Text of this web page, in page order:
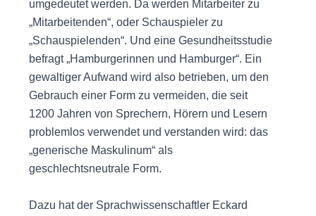
umgedeutet werden. Da werden Mitarbeiter zu
„Mitarbeitenden“, oder Schauspieler zu
„Schauspielenden“. Und eine Gesundheitsstudie
befragt „Hamburgerinnen und Hamburger“. Ein
gewaltiger Aufwand wird also betrieben, um den
Gebrauch einer Form zu vermeiden, die seit
1200 Jahren von Sprechern, Hörern und Lesern
problemlos verwendet und verstanden wird: das
„generische Maskulinum“ als
geschlechtsneutrale Form.
Dazu hat der Sprachwissenschaftler Eckard